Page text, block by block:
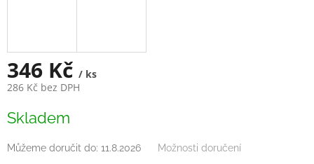
346 Kč / ks
286 Kč bez DPH
cena:
Skladem
Můžeme doručit do: 11.8.2026 Možnosti doručení